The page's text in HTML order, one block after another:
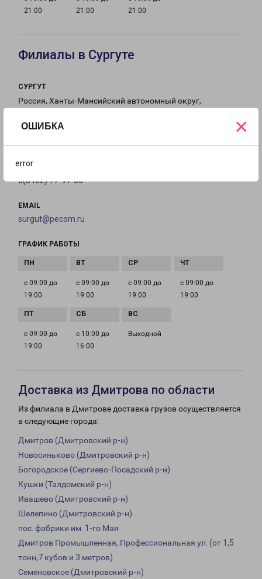
ОШИБКА
error
×
21:00
21:00
21:00
Филиалы в Сургуте
СУРГУТ
Россия, Ханты-Мансийский автономный округ,
ТЕЛЕФОН
8(3462) 77-91-06
EMAIL
surgut@pecom.ru
ГРАФИК РАБОТЫ
с 09:00 до
19:00
с 09:00 до
19:00
с 09:00 до
19:00
с 09:00 до
19:00
с 09:00 до
19:00
с 10:00 до
16:00
Выходной
Доставка из Дмитрова по области
Из филиала в Дмитрове доставка грузов осуществляется
в следующие города:
Дмитров (Дмитровский р-н)
Новосиньково (Дмитровский р-н)
Богородское (Сергиево-Посадский р-н)
Кушки (Талдомский р-н)
Ивашево (Дмитровский р-н)
Шелепино (Дмитровский р-н)
пос. фабрики им. 1-го Мая
Дмитров Промышленная, Профессиональная ул. (от 1,5
тонн,7 кубов и 3 метров)
Семеновское (Дмитровский р-н)